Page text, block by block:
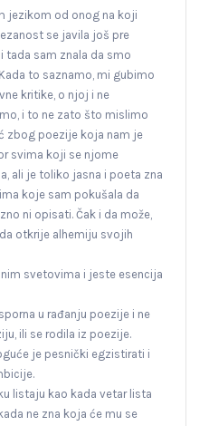
jezikom od onog na koji
se javila još pre
tada sam znala da smo
to saznamo, mi gubimo
kritike, o njoj i ne
i to ne zato što mislimo
zbog poezije koja nam je
svima koji se njome
ali je toliko jasna i poeta zna
koje sam pokušala da
ni opisati. Čak i da može,
otkrije alhemiju svojih
svetovima i jeste esencija
u rađanju poezije i ne
ili se rodila iz poezije.
je pesnički egzistirati i
listaju kao kada vetar lista
ne zna koja će mu se